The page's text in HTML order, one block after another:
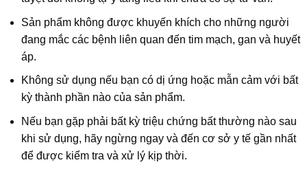
Sản phẩm không được khuyến khích cho những người
đang mắc các bệnh liên quan đến tim mạch, gan và huyết
áp.
Không sử dụng nếu bạn có dị ứng hoặc mẫn cảm với bất
kỳ thành phần nào của sản phẩm.
Nếu bạn gặp phải bất kỳ triệu chứng bất thường nào sau
khi sử dụng, hãy ngừng ngay và đến cơ sở y tế gần nhất
để được kiểm tra và xử lý kịp thời.